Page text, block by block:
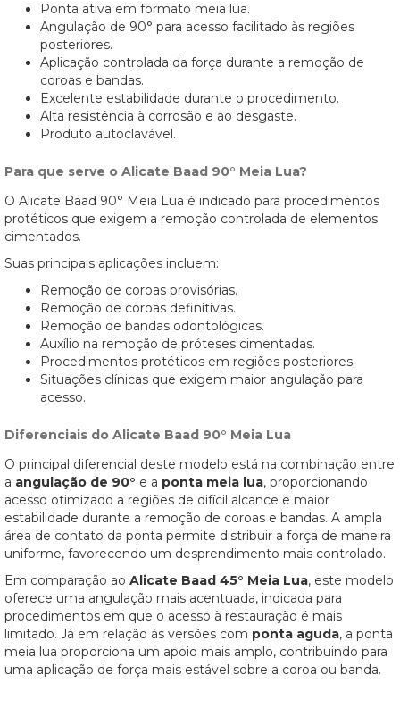
Ponta ativa em formato meia lua.
Angulação de 90° para acesso facilitado às regiões
posteriores.
Aplicação controlada da força durante a remoção de
coroas e bandas.
Excelente estabilidade durante o procedimento.
Alta resistência à corrosão e ao desgaste.
Produto autoclavável.
Para que serve o Alicate Baad 90° Meia Lua?
O Alicate Baad 90° Meia Lua é indicado para procedimentos
protéticos que exigem a remoção controlada de elementos
cimentados.
Suas principais aplicações incluem:
Remoção de coroas provisórias.
Remoção de coroas definitivas.
Remoção de bandas odontológicas.
Auxílio na remoção de próteses cimentadas.
Procedimentos protéticos em regiões posteriores.
Situações clínicas que exigem maior angulação para
acesso.
Diferenciais do Alicate Baad 90° Meia Lua
O principal diferencial deste modelo está na combinação entre
a angulação de 90° e a ponta meia lua, proporcionando
acesso otimizado a regiões de difícil alcance e maior
estabilidade durante a remoção de coroas e bandas. A ampla
área de contato da ponta permite distribuir a força de maneira
uniforme, favorecendo um desprendimento mais controlado.
Em comparação ao Alicate Baad 45° Meia Lua, este modelo
oferece uma angulação mais acentuada, indicada para
procedimentos em que o acesso à restauração é mais
limitado. Já em relação às versões com ponta aguda, a ponta
meia lua proporciona um apoio mais amplo, contribuindo para
uma aplicação de força mais estável sobre a coroa ou banda.